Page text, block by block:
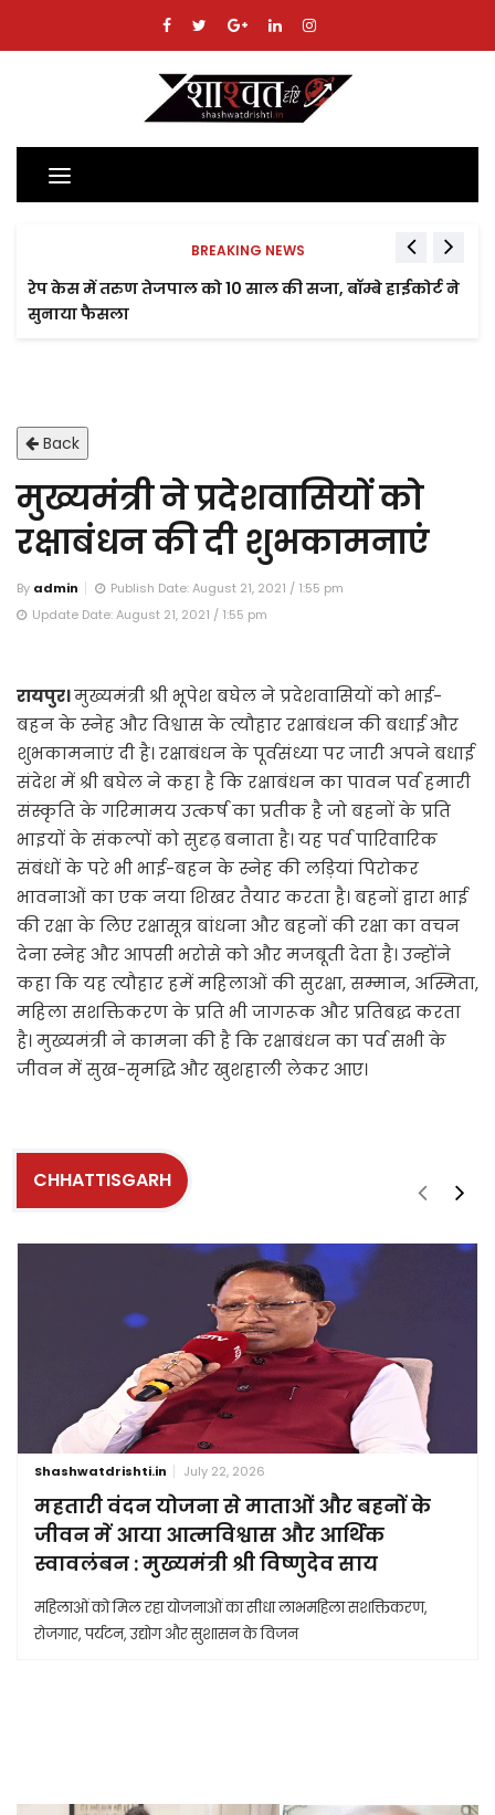
Toggle
navigation
BREAKING NEWS
रेप केस में तरुण तेजपाल को 10 साल की सजा, बॉम्बे हाईकोर्ट ने
सुनाया फैसला
Back
मुख्यमंत्री ने प्रदेशवासियों को
रक्षाबंधन की दी शुभकामनाएं
By admin
Publish Date: August 21, 2021 / 1:55 pm
Update Date: August 21, 2021 / 1:55 pm
रायपुर।मुख्यमंत्री श्री भूपेश बघेल ने प्रदेशवासियों को भाई-
बहन के स्नेह और विश्वास के त्यौहार रक्षाबंधन की बधाई और
शुभकामनाएं दी है। रक्षाबंधन के पूर्वसंध्या पर जारी अपने बधाई
संदेश में श्री बघेल ने कहा है कि रक्षाबंधन का पावन पर्व हमारी
संस्कृति के गरिमामय उत्कर्ष का प्रतीक है जो बहनों के प्रति
भाइयों के संकल्पों को सुदृढ़ बनाता है। यह पर्व पारिवारिक
संबंधों के परे भी भाई-बहन के स्नेह की लड़ियां पिरोकर
भावनाओं का एक नया शिखर तैयार करता है। बहनों द्वारा भाई
की रक्षा के लिए रक्षासूत्र बांधना और बहनों की रक्षा का वचन
देना स्नेह और आपसी भरोसे को और मजबूती देता है। उन्होंने
कहा कि यह त्यौहार हमें महिलाओं की सुरक्षा, सम्मान, अस्मिता,
महिला सशक्तिकरण के प्रति भी जागरूक और प्रतिबद्ध करता
है। मुख्यमंत्री ने कामना की है कि रक्षाबंधन का पर्व सभी के
जीवन में सुख-सृमद्धि और खुशहाली लेकर आए।
CHHATTISGARH
Shashwatdrishti.in July 22, 2026
महतारी वंदन योजना से माताओं और बहनों के
जीवन में आया आत्मविश्वास और आर्थिक
स्वावलंबन : मुख्यमंत्री श्री विष्णुदेव साय
महिलाओं को मिल रहा योजनाओं का सीधा लाभमहिला सशक्तिकरण,
रोजगार, पर्यटन, उद्योग और सुशासन के विजन